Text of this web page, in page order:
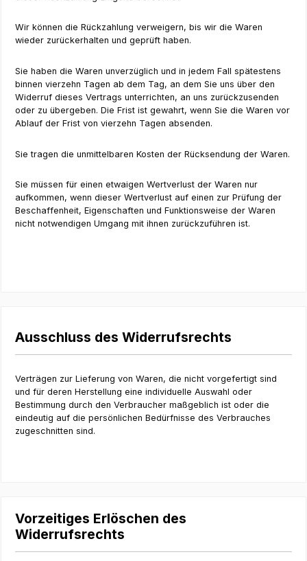
Wir können die Rückzahlung verweigern, bis wir die Waren
wieder zurückerhalten und geprüft haben.
Sie haben die Waren unverzüglich und in jedem Fall spätestens
binnen vierzehn Tagen ab dem Tag, an dem Sie uns über den
Widerruf dieses Vertrags unterrichten, an uns zurückzusenden
oder zu übergeben. Die Frist ist gewahrt, wenn Sie die Waren vor
Ablauf der Frist von vierzehn Tagen absenden.
Sie tragen die unmittelbaren Kosten der Rücksendung der Waren.
Sie müssen für einen etwaigen Wertverlust der Waren nur
aufkommen, wenn dieser Wertverlust auf einen zur Prüfung der
Beschaffenheit, Eigenschaften und Funktionsweise der Waren
nicht notwendigen Umgang mit ihnen zurückzuführen ist.
Ausschluss des Widerrufsrechts
Verträgen zur Lieferung von Waren, die nicht vorgefertigt sind
und für deren Herstellung eine individuelle Auswahl oder
Bestimmung durch den Verbraucher maßgeblich ist oder die
eindeutig auf die persönlichen Bedürfnisse des Verbrauches
zugeschnitten sind.
Vorzeitiges Erlöschen des
Widerrufsrechts